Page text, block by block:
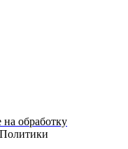
на обработку